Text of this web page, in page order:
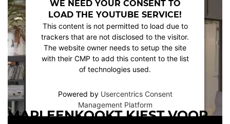
WE NEED YOUR CONSENT TO
LOAD THE YOUTUBE SERVICE!
This content is not permitted to load due to
trackers that are not disclosed to the visitor.
The website owner needs to setup the site
with their CMP to add this content to the list
of technologies used.
Powered by Usercentrics Consent
Management Platform
MARLEENKOOKT KIEST VOOR